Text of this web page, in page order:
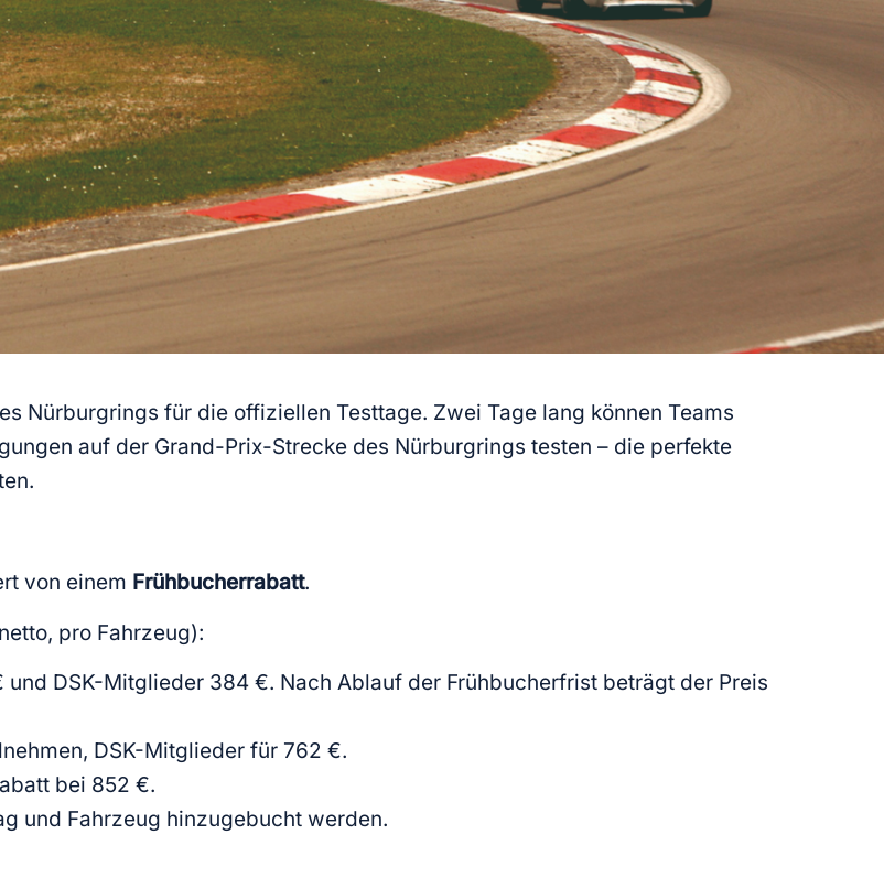
Nürburgrings für die offiziellen Testtage. Zwei Tage lang können Teams
auf der Grand-Prix-Strecke des Nürburgrings testen – die perfekte
von einem Frühbucherrabatt.
pro Fahrzeug):
DSK-Mitglieder 384 €. Nach Ablauf der Frühbucherfrist beträgt der Preis
DSK-Mitglieder für 762 €.
bei 852 €.
und Fahrzeug hinzugebucht werden.